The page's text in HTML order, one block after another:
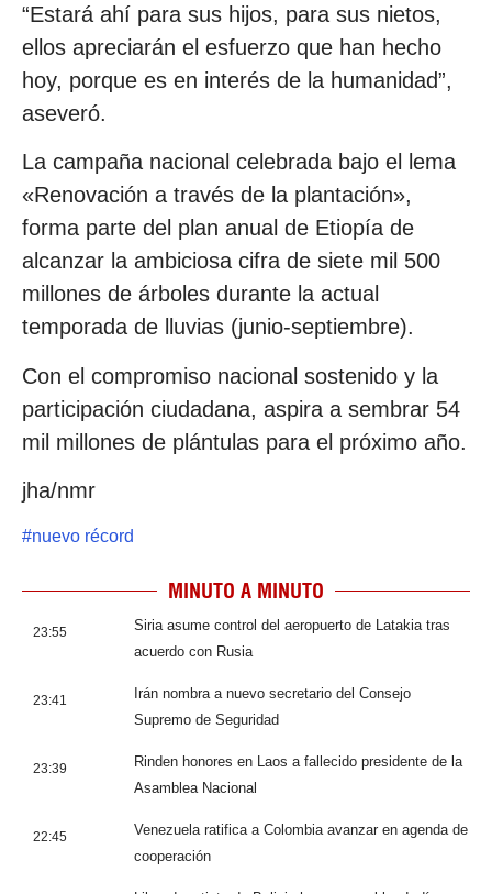
“Estará ahí para sus hijos, para sus nietos,
ellos apreciarán el esfuerzo que han hecho
hoy, porque es en interés de la humanidad”,
aseveró.
La campaña nacional celebrada bajo el lema
«Renovación a través de la plantación»,
forma parte del plan anual de Etiopía de
alcanzar la ambiciosa cifra de siete mil 500
millones de árboles durante la actual
temporada de lluvias (junio-septiembre).
Con el compromiso nacional sostenido y la
participación ciudadana, aspira a sembrar 54
mil millones de plántulas para el próximo año.
jha/nmr
#nuevo récord
MINUTO A MINUTO
23:55
Siria asume control del aeropuerto de Latakia tras
acuerdo con Rusia
23:41
Irán nombra a nuevo secretario del Consejo
Supremo de Seguridad
23:39
Rinden honores en Laos a fallecido presidente de la
Asamblea Nacional
22:45
Venezuela ratifica a Colombia avanzar en agenda de
cooperación